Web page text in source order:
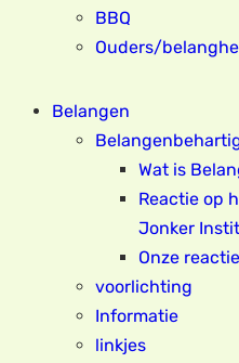
BBQ
Ouders/
Belangen
Wat is
Reactie op
Jonker
Onze
voorlichting
Informatie
linkjes